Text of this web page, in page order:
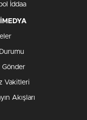
İddaa
Gönder
Vakitleri
Akışları